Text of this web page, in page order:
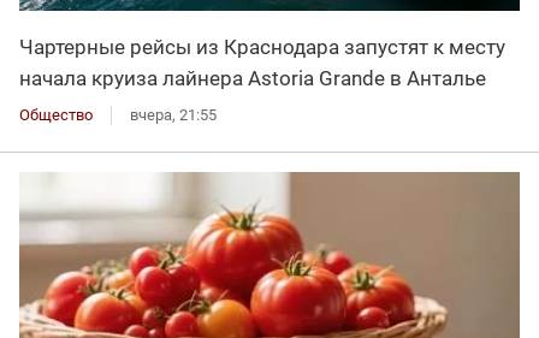
Чартерные рейсы из Краснодара запустят к месту
начала круиза лайнера Astoria Grande в Анталье
Общество вчера, 21:55